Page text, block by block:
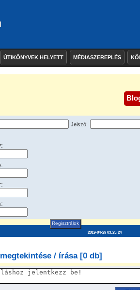
ÚTIKÖNYVEK HELYETT MÉDIASZEREPLÉS
Jelszó:
Regisztrálok
2019-04-29 03:25:24
/ írása [0 db]